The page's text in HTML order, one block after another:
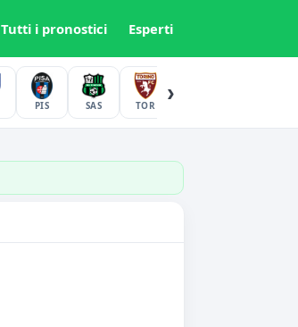
Tutti i pronostici Esperti
PIS SAS TOR
›